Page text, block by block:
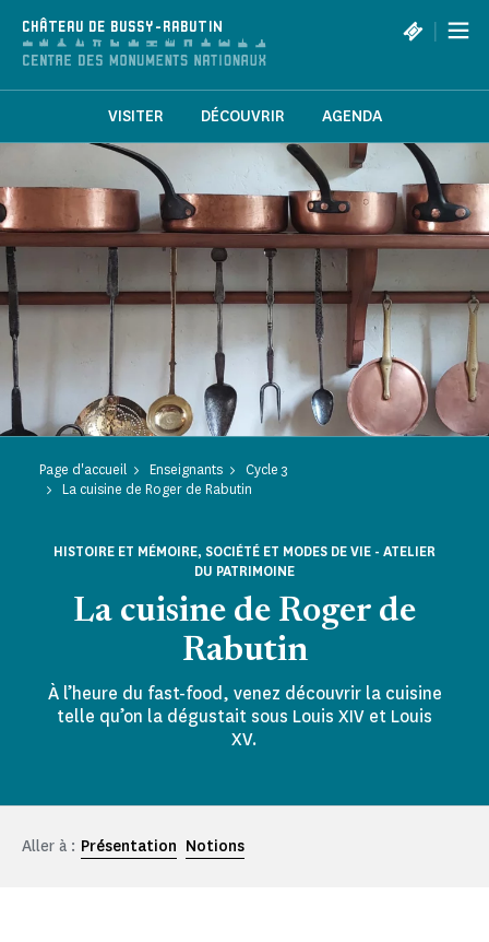
CHÂTEAU DE BUSSY-RABUTIN |
VISITER DÉCOUVRIR AGENDA
Page d'accueil Enseignants
Cycle 3
La cuisine de Roger de Rabutin
La cuisine de Roger de
Rabutin
HISTOIRE ET MÉMOIRE, SOCIÉTÉ ET MODES DE VIE - ATELIER
DU PATRIMOINE
À l’heure du fast-food, venez découvrir la cuisine
telle qu’on la dégustait sous Louis XIV et Louis
XV.
Aller à : Présentation Notions